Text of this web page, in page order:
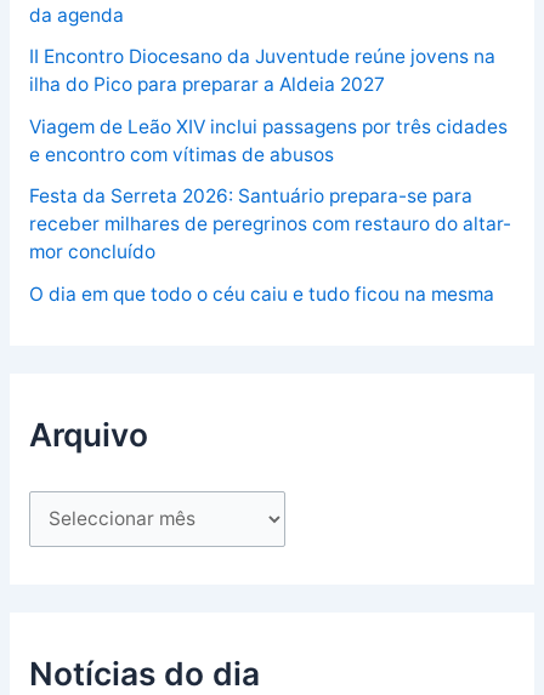
da agenda
II Encontro Diocesano da Juventude reúne jovens na
ilha do Pico para preparar a Aldeia 2027
Viagem de Leão XIV inclui passagens por três cidades
e encontro com vítimas de abusos
Festa da Serreta 2026: Santuário prepara-se para
receber milhares de peregrinos com restauro do altar-
mor concluído
O dia em que todo o céu caiu e tudo ficou na mesma
Arquivo
Notícias do dia